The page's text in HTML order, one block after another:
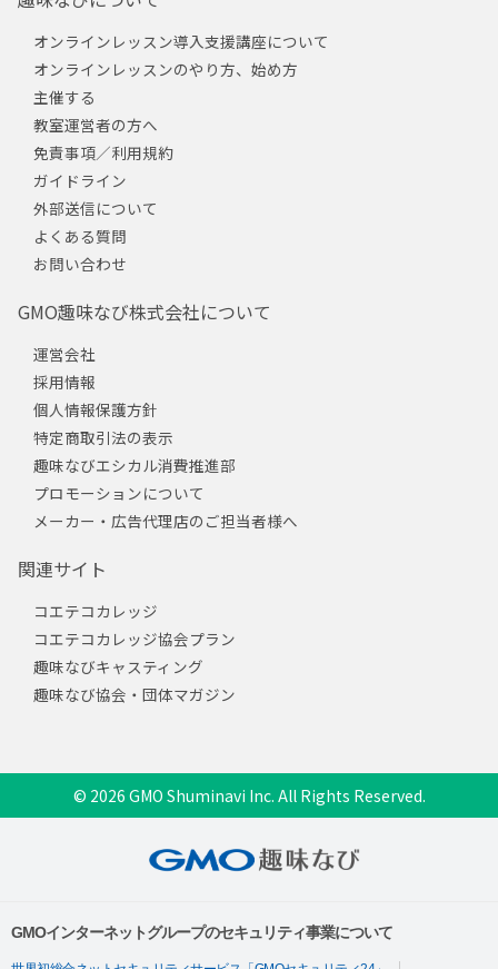
オンラインレッスン導入支援講座について
オンラインレッスンのやり方、始め方
主催する
教室運営者の方へ
免責事項／利用規約
ガイドライン
外部送信について
よくある質問
お問い合わせ
GMO趣味なび株式会社について
運営会社
採用情報
個人情報保護方針
特定商取引法の表示
趣味なびエシカル消費推進部
プロモーションについて
メーカー・広告代理店のご担当者様へ
関連サイト
コエテコカレッジ
コエテコカレッジ協会プラン
趣味なびキャスティング
趣味なび協会・団体マガジン
© 2026 GMO Shuminavi Inc. All Rights Reserved.